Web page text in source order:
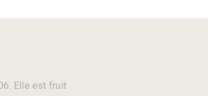
Elle est fruit